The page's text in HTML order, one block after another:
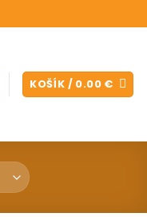
KOŠÍK / 0.00 €